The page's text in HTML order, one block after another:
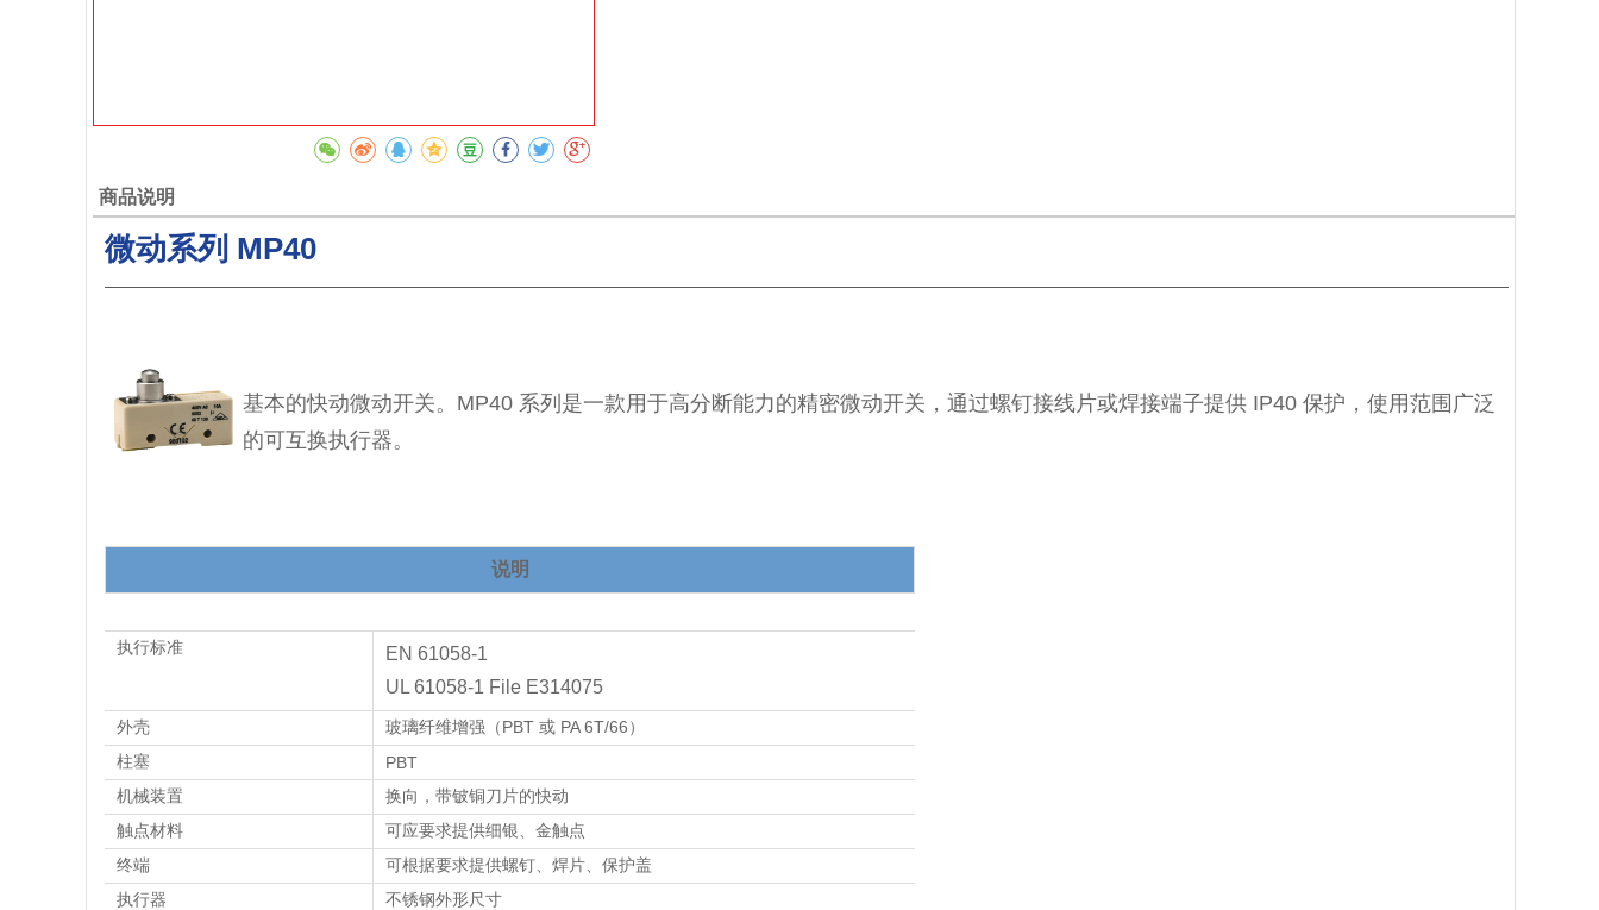
商品说明
微动系列 MP40
基本的快动微动开关。MP40 系列是一款用于高分断能力的精密微动开关，通过螺钉接线片或焊接端子提供 IP40 保护，使用范围广泛
的可互换执行器。
说明
执行标准
EN 61058-1
UL 61058-1 File E314075
外壳
玻璃纤维增强（PBT 或 PA 6T/66）
柱塞
PBT
机械装置
换向，带铍铜刀片的快动
触点材料
可应要求提供细银、金触点
终端
可根据要求提供螺钉、焊片、保护盖
执行器
不锈钢外形尺寸